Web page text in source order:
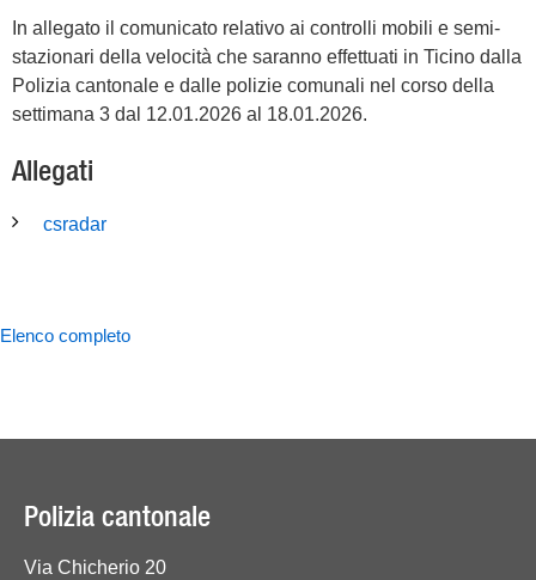
In allegato il comunicato relativo ai controlli mobili e semi-
stazionari della velocità che saranno effettuati in Ticino dalla
Polizia cantonale e dalle polizie comunali nel corso della
settimana 3 dal 12.01.2026 al 18.01.2026.
Allegati
csradar
Elenco completo
Polizia cantonale
Via Chicherio 20